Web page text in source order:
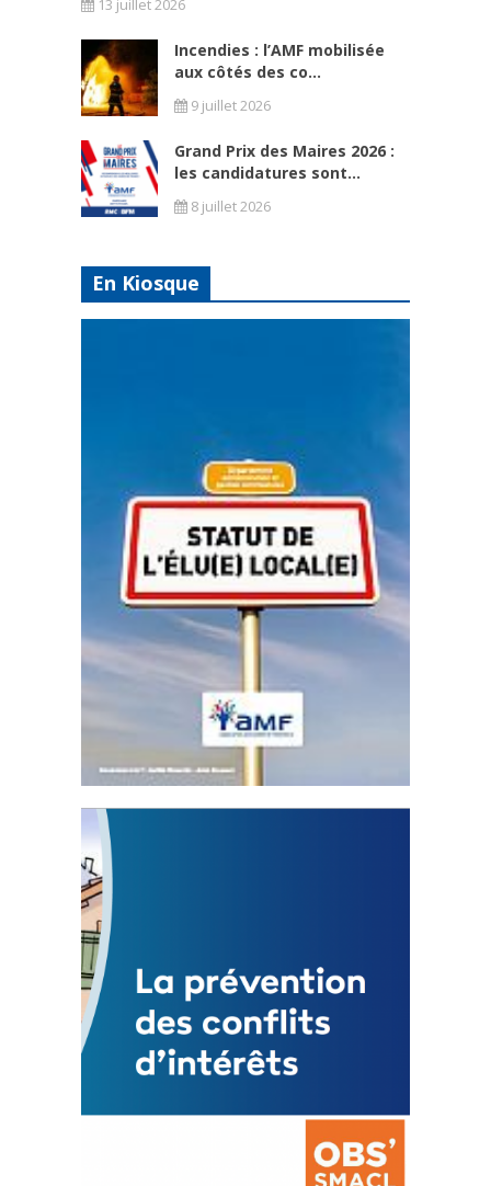
13 juillet 2026
Incendies : l’AMF mobilisée
aux côtés des co...
9 juillet 2026
Grand Prix des Maires 2026 :
les candidatures sont...
8 juillet 2026
En Kiosque
Statut de l’élu local
3 avril 2024
Mise à jour avril 2024
FEUILLETER